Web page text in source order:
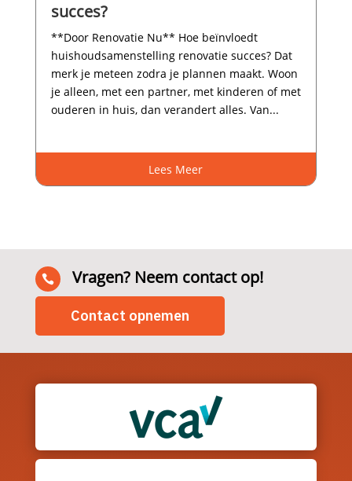
succes?
**Door Renovatie Nu** Hoe beïnvloedt
huishoudsamenstelling renovatie succes? Dat
merk je meteen zodra je plannen maakt.​ Woon
je alleen, met een partner, met kinderen of met
ouderen in huis, dan verandert alles.​ Van...
Lees Meer
 Vragen? Neem contact op!
Contact opnemen